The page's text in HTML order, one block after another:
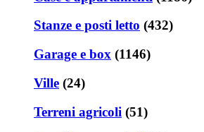
Stanze e posti letto (432)
Garage e box (1146)
Ville (24)
Terreni agricoli (51)